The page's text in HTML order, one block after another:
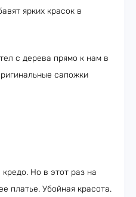
ярких красок в
с дерева прямо к нам в
сапожки
Но в этот раз на
платье. Убойная красота.